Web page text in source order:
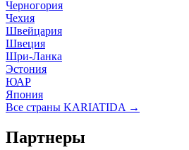
Черногория
Чехия
Швейцария
Швеция
Шри-Ланка
Эстония
ЮАР
Япония
Все страны KARIATIDA →
Партнеры